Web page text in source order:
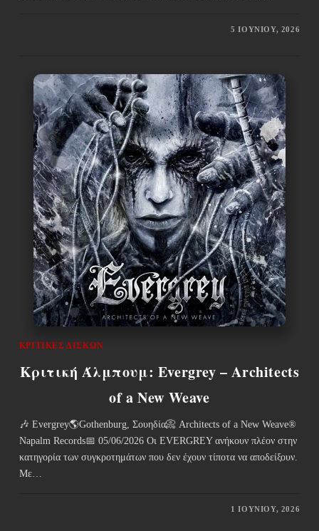
5 ΙΟΥΝΊΟΥ, 2026
ΚΡΙΤΙΚΈΣ ΔΊΣΚΩΝ
Κριτική Άλμπουμ: Evergrey – Architects
of a New Weave
🎶 Evergrey🌎Gothenburg, Σουηδία📀 Architects of a New Weave®
Napalm Records📅 05/06/2026 Οι EVERGREY ανήκουν πλέον στην
κατηγορία των συγκροτημάτων που δεν έχουν τίποτα να αποδείξουν.
Με…
1 ΙΟΥΝΊΟΥ, 2026